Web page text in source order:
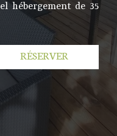
hébergement de 35
RÉSERVER